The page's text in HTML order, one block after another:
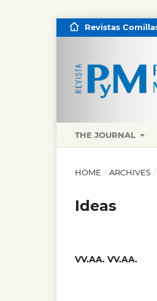
THE JOURNAL
Revistas
HOME / ARCHIVES /
Ideas
VV.AA. VV.AA.